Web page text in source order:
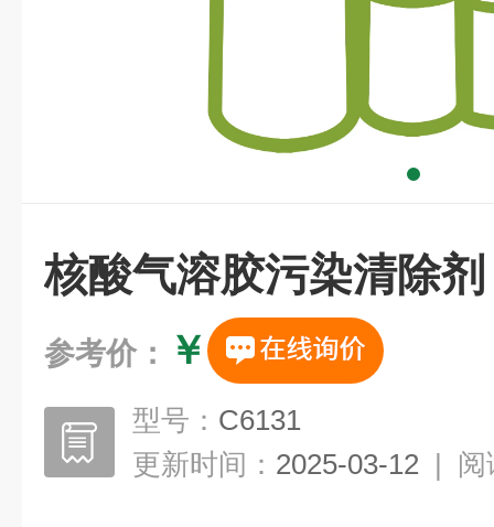
核酸气溶胶污染清除剂
参考价： ￥
型号： C6131
更新时间： 2025-03-12 | 阅